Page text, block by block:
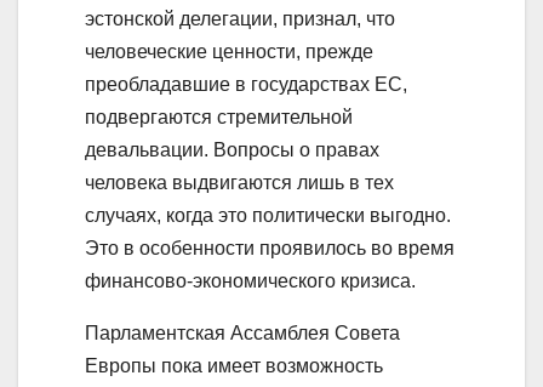
эстонской делегации, признал, что
человеческие ценности, прежде
преобладавшие в государствах ЕС,
подвергаются стремительной
девальвации. Вопросы о правах
человека выдвигаются лишь в тех
случаях, когда это политически выгодно.
Это в особенности проявилось во время
финансово-экономического кризиса.
Парламентская Ассамблея Совета
Европы пока имеет возможность